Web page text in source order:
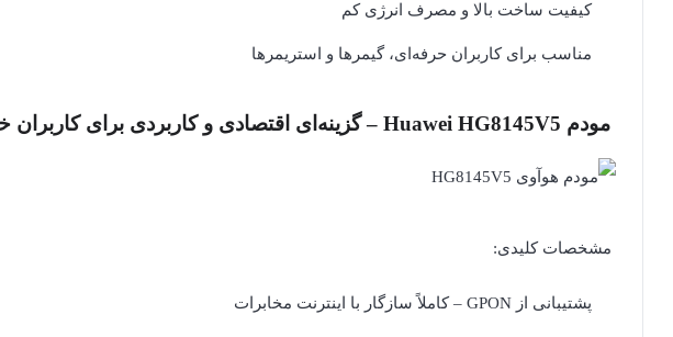
کیفیت ساخت بالا و مصرف انرژی کم
مناسب برای کاربران حرفه‌ای، گیمرها و استریمرها
مودم Huawei HG8145V5 – گزینه‌ای اقتصادی و کاربردی برای کاربران خانگی
مشخصات کلیدی:
پشتیبانی از GPON – کاملاً سازگار با اینترنت مخابرات